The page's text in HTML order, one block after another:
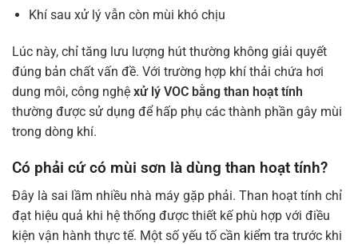
Khí sau xử lý vẫn còn mùi khó chịu
Lúc này, chỉ tăng lưu lượng hút thường không giải quyết
đúng bản chất vấn đề. Với trường hợp khí thải chứa hơi
dung môi, công nghệ xử lý VOC bằng than hoạt tính
thường được sử dụng để hấp phụ các thành phần gây mùi
trong dòng khí.
Có phải cứ có mùi sơn là dùng than hoạt tính?
Đây là sai lầm nhiều nhà máy gặp phải. Than hoạt tính chỉ
đạt hiệu quả khi hệ thống được thiết kế phù hợp với điều
kiện vận hành thực tế. Một số yếu tố cần kiểm tra trước khi